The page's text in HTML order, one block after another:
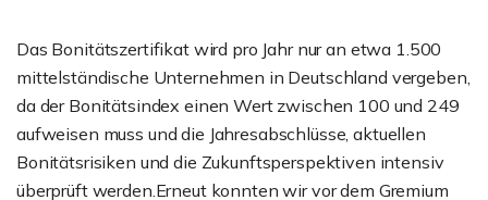
Das Bonitätszertifikat wird pro Jahr nur an etwa 1.500
mittelständische Unternehmen in Deutschland vergeben,
da der Bonitätsindex einen Wert zwischen 100 und 249
aufweisen muss und die Jahresabschlüsse, aktuellen
Bonitätsrisiken und die Zukunftsperspektiven intensiv
überprüft werden.Erneut konnten wir vor dem Gremium